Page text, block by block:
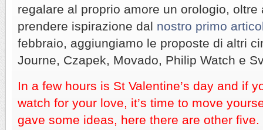
regalare al proprio amore un orologio, oltre
prendere ispirazione dal nostro primo
febbraio, aggiungiamo le proposte di altri
Journe, Czapek, Movado, Philip Watch e
In a few hours is St Valentine’s day and if
watch for your love, it’s time to move
gave some ideas, here there are other five.